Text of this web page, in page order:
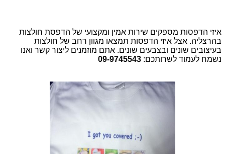
איזי הדפסות מספקים שירות אמין ומקצועי של הדפסת חולצות
בהרצליה. אצל איזי הדפסות תמצאו מגוון רחב של חולצות
בעיצובים שונים ובצבעים שונים. אתם מוזמנים ליצור קשר ואנו
נשמח לעמוד לשרותכם: 09-9745543